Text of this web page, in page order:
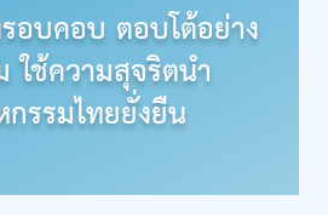
อบคอบ ตอบโต้อย่าง
ใช้ความสุจริตนำ
รรมไทยยั่งยืน